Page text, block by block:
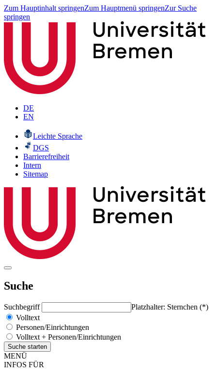
Zum Hauptinhalt springenZum Hauptmenü springenZur Suche
springen
DE
EN
Leichte Sprache
DGS
Barrierefreiheit
Intern
Sitemap
Suche
Suchbegriff
Platzhalter: Sternchen (*)
Volltext
Personen/Einrichtungen
Volltext + Personen/Einrichtungen
MENÜ
INFOS FÜR